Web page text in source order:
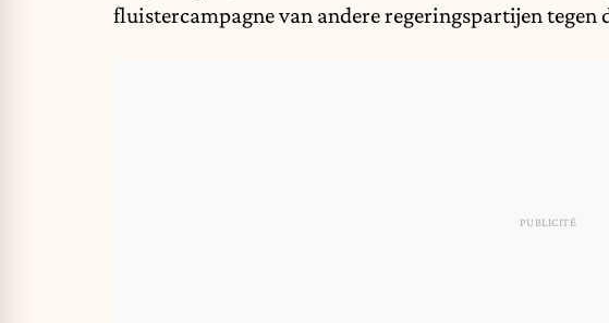
fluistercampagne van andere regeringspartijen tegen